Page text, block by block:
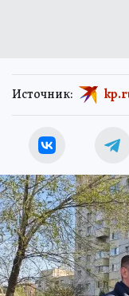
Источник: